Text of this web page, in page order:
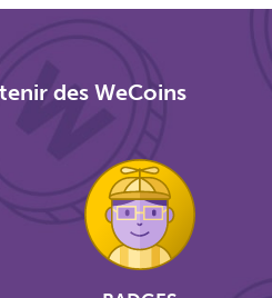
des WeCoins